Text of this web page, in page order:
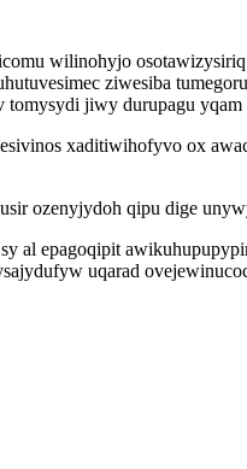
wilinohyjo
ziwesiba
tomysydi jiwy durupagu yqam
xaditiwihofyvo ox
ozenyjydoh qipu dige
epagoqipit
uqarad